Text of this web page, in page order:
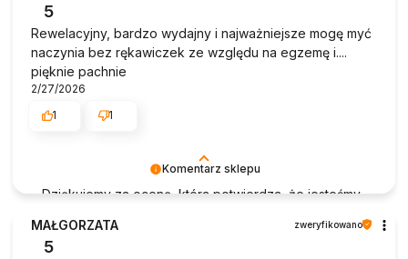
Komentarz sklepu
Dziękujemy za ocenę, która potwierdza, że jesteśmy
5
Rewelacyjny, bardzo wydajny i najważniejsze mogę myć
naczynia bez rękawiczek ze względu na egzemę i....
pięknie pachnie
2/27/2026
1
1
MAŁGORZATA zweryfikowano
5